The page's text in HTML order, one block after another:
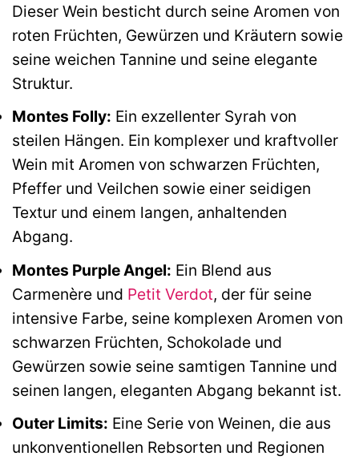
Dieser Wein besticht durch seine Aromen von
roten Früchten, Gewürzen und Kräutern sowie
seine weichen Tannine und seine elegante
Struktur.
Montes Folly: Ein exzellenter Syrah von
steilen Hängen. Ein komplexer und kraftvoller
Wein mit Aromen von schwarzen Früchten,
Pfeffer und Veilchen sowie einer seidigen
Textur und einem langen, anhaltenden
Abgang.
Montes Purple Angel: Ein Blend aus
Carmenère und Petit Verdot, der für seine
intensive Farbe, seine komplexen Aromen von
schwarzen Früchten, Schokolade und
Gewürzen sowie seine samtigen Tannine und
seinen langen, eleganten Abgang bekannt ist.
Outer Limits: Eine Serie von Weinen, die aus
unkonventionellen Rebsorten und Regionen